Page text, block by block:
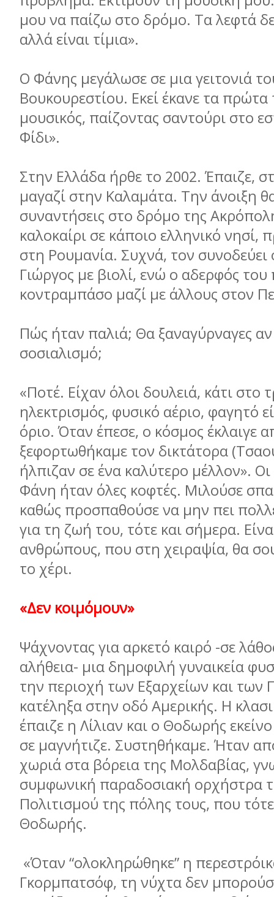
μου να παίζω στο δρόμο. Τα λεφτά
αλλά είναι τίμια».
Ο Φάνης μεγάλωσε σε μια γειτονιά
Βουκουρεστίου. Εκεί έκανε τα
μουσικός, παίζοντας σαντούρι στο
Φίδι».
Στην Ελλάδα ήρθε το 2002. Έπαιζε,
μαγαζί στην Καλαμάτα. Την άνοιξη
συναντήσεις στο δρόμο της
καλοκαίρι σε κάποιο ελληνικό νησί,
στη Ρουμανία. Συχνά, τον συνοδεύει
Γιώργος με βιολί, ενώ ο αδερφός του
κοντραμπάσο μαζί με άλλους στον
Πώς ήταν παλιά; Θα ξαναγύρναγες αν
σοσιαλισμό;
«Ποτέ. Είχαν όλοι δουλειά, κάτι στο
ηλεκτρισμός, φυσικό αέριο, φαγητό
όριο. Όταν έπεσε, ο κόσμος έκλαιγε
ξεφορτωθήκαμε τον δικτάτορα
ήλπιζαν σε ένα καλύτερο μέλλον».
Φάνη ήταν όλες κοφτές. Μιλούσε
καθώς προσπαθούσε να μην πει
για τη ζωή του, τότε και σήμερα.
ανθρώπους, που στη χειραψία, θα
το χέρι.
«Δεν κοιμόμουν»
Ψάχνοντας για αρκετό καιρό -σε
αλήθεια- μια δημοφιλή γυναικεία
την περιοχή των Εξαρχείων και των
κατέληξα στην οδό Αμερικής. Η
έπαιζε η Λίλιαν και ο Θοδωρής
σε μαγνήτιζε. Συστηθήκαμε. Ήταν
χωριά στα βόρεια της Μολδαβίας,
συμφωνική παραδοσιακή ορχήστρα
Πολιτισμού της πόλης τους, που
Θοδωρής.
«Όταν “ολοκληρώθηκε” η
Γκορμπατσόφ, τη νύχτα δεν